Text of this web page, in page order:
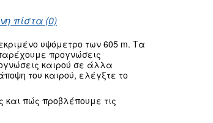
πίστα (0)
υψόμετρο των 605 m. Τα
προγνώσεις
καιρού σε άλλα
του καιρού, ελέγξτε το
και πώς προβλέπουμε τις